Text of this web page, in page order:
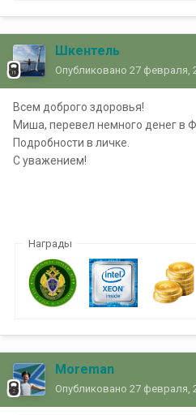
Шкентель
Опубликовано 27 февраля,
Всем доброго здоровья!
Миша, перевел немного денег в
Подробности в личке.
С уважением!
Награды
Moreman
Опубликовано 27 февраля,